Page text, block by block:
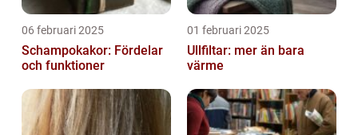
06 februari 2025
Schampokakor: Fördelar
och funktioner
01 februari 2025
Ullfiltar: mer än bara
värme